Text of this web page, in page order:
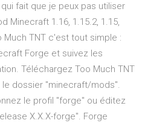
fait que je peux pas utiliser
Minecraft 1.16, 1.15.2, 1.15,
Much TNT c'est tout simple :
Forge et suivez les
Téléchargez Too Much TNT
dossier "minecraft/mods".
le profil "forge" ou éditez
X.X.X-forge". Forge